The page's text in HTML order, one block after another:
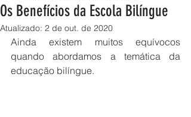
Os Benefícios da Escola Bilíngue
Atualizado: 2 de out. de 2020
Ainda existem muitos equívocos
quando abordamos a temática da
educação bilíngue.